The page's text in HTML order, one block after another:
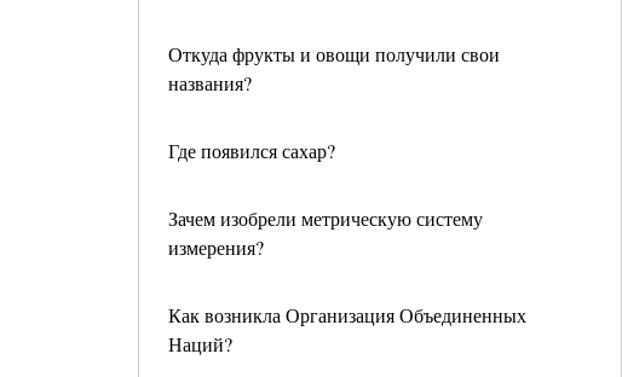
Откуда фрукты и овощи получили свои
названия?
Где появился сахар?
Зачем изобрели метрическую систему
измерения?
Как возникла Организация Объединенных
Наций?